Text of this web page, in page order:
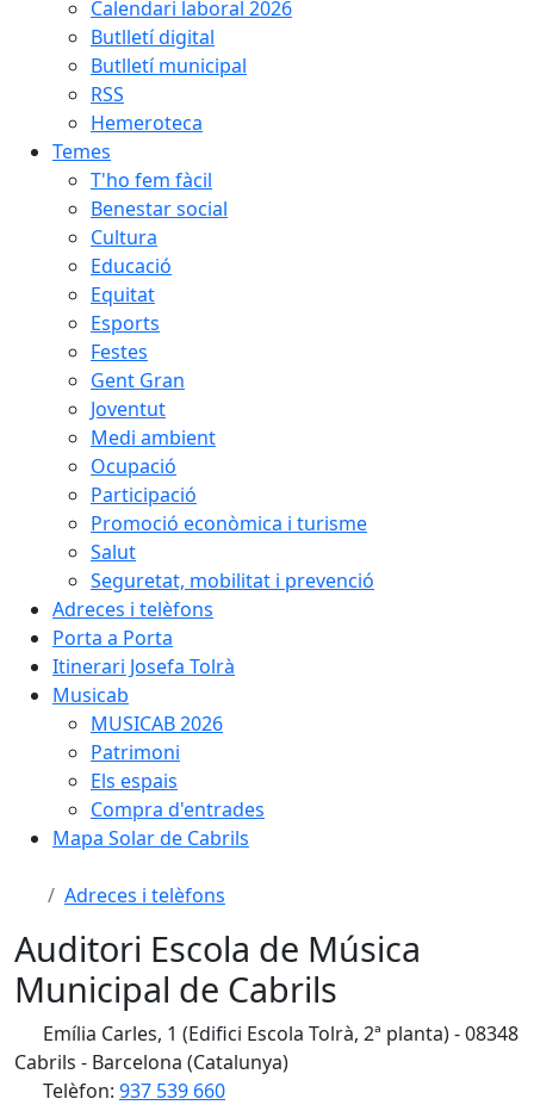
Calendari laboral 2026
Butlletí digital
Butlletí municipal
RSS
Hemeroteca
Temes
T'ho fem fàcil
Benestar social
Cultura
Educació
Equitat
Esports
Festes
Gent Gran
Joventut
Medi ambient
Ocupació
Participació
Promoció econòmica i turisme
Salut
Seguretat, mobilitat i prevenció
Adreces i telèfons
Porta a Porta
Itinerari Josefa Tolrà
Musicab
MUSICAB 2026
Patrimoni
Els espais
Compra d'entrades
Mapa Solar de Cabrils
Adreces i telèfons
Auditori Escola de Música
Municipal de Cabrils
Emília Carles, 1 (Edifici Escola Tolrà, 2ª planta) - 08348
Cabrils - Barcelona (Catalunya)
Telèfon: 937 539 660